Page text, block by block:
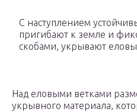
С наступлением
пригибают к земле и
скобами, укрывают
Над еловыми ветками
укрывного материала,